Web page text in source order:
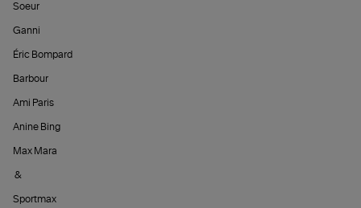
Soeur
Ganni
Éric Bompard
Barbour
Ami Paris
Anine Bing
Max Mara
&
Sportmax